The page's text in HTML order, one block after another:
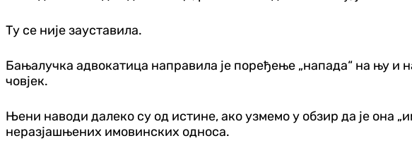
Ту се није зауставила.
Бањалучка адвокатица направила је поређење „напада“ на њу и
човјек.
Њени наводи далеко су од истине, ако узмемо у обзир да је она
неразјашњених имовинских односа.